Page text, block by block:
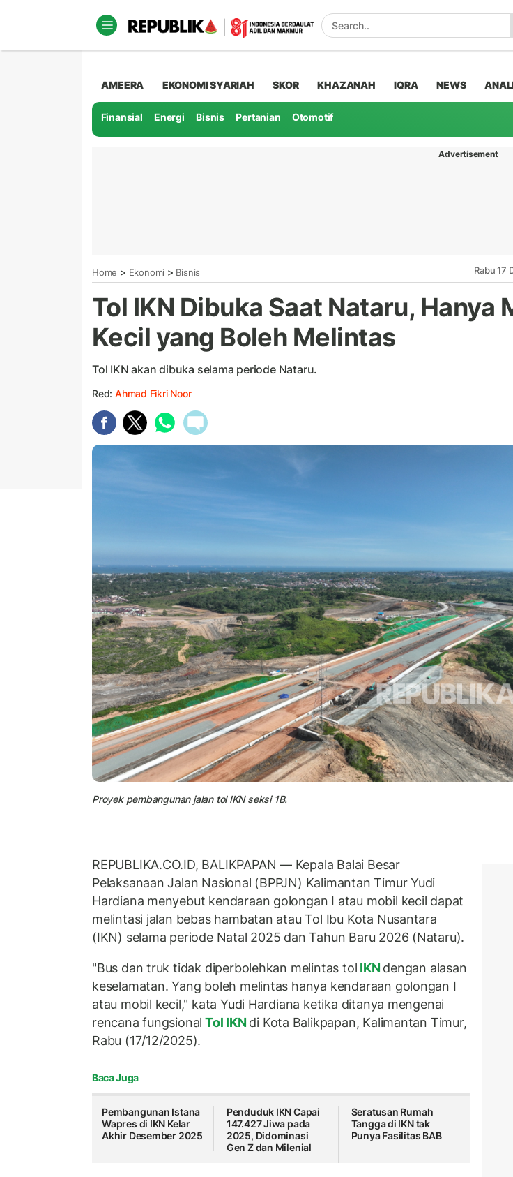
AMEERA EKONOMI SYARIAH SKOR KHAZANAH IQRA NEWS
Finansial Energi Bisnis Pertanian Otomotif
Advertisement
Home > Ekonomi > Bisnis Rabu 17
Tol IKN Dibuka Saat Nataru, Hanya
Kecil yang Boleh Melintas
Tol IKN akan dibuka selama periode Nataru.
Red: Ahmad Fikri Noor
Proyek pembangunan jalan tol IKN seksi 1B.
REPUBLIKA.CO.ID, BALIKPAPAN — Kepala Balai Besar
Pelaksanaan Jalan Nasional (BPPJN) Kalimantan Timur Yudi
Hardiana menyebut kendaraan golongan I atau mobil kecil dapat
melintasi jalan bebas hambatan atau Tol Ibu Kota Nusantara
(IKN) selama periode Natal 2025 dan Tahun Baru 2026 (Nataru).
"Bus dan truk tidak diperbolehkan melintas tol IKN dengan alasan
keselamatan. Yang boleh melintas hanya kendaraan golongan I
atau mobil kecil," kata Yudi Hardiana ketika ditanya mengenai
rencana fungsional Tol IKN di Kota Balikpapan, Kalimantan Timur,
Rabu (17/12/2025).
Baca Juga
Pembangunan Istana
Wapres di IKN Kelar
Akhir Desember 2025
Penduduk IKN Capai
147.427 Jiwa pada
2025, Didominasi
Gen Z dan Milenial
Seratusan Rumah
Tangga di IKN tak
Punya Fasilitas BAB